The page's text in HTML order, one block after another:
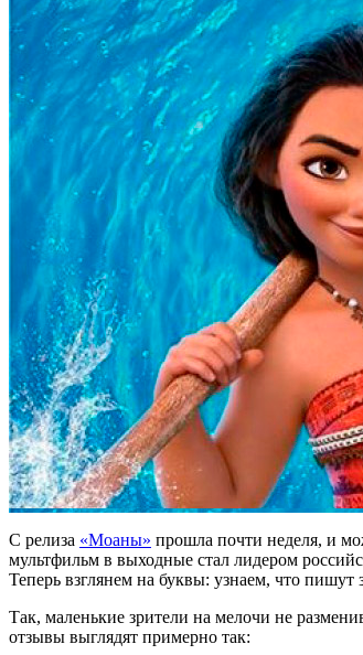
С релиза «Моаны» прошла почти неделя, и
мультфильм в выходные стал лидером
Теперь взглянем на буквы: узнаем, что
Так, маленькие зрители на мелочи не
отзывы выглядят примерно так: